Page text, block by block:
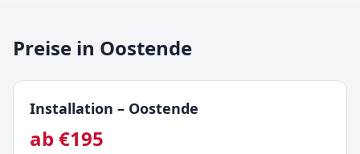
Preise in Oostende
Installation – Oostende
ab €195